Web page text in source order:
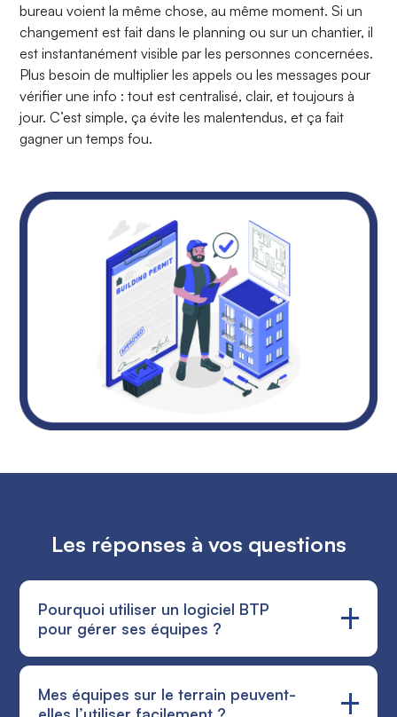
bureau voient la même chose, au même moment. Si un
changement est fait dans le planning ou sur un chantier, il
est instantanément visible par les personnes concernées.
Plus besoin de multiplier les appels ou les messages pour
vérifier une info : tout est centralisé, clair, et toujours à
jour. C’est simple, ça évite les malentendus, et ça fait
gagner un temps fou.
Les réponses à vos questions
Pourquoi utiliser un logiciel BTP
pour gérer ses équipes ?
Un logiciel BTP permet de centraliser toutes les
informations liées à vos chantiers et à vos équipes
Mes équipes sur le terrain peuvent-